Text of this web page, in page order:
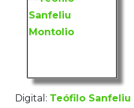
Digital: Teófilo Sanfeliu